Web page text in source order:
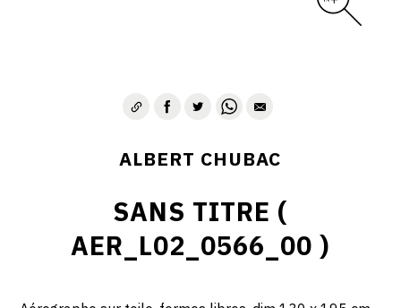
ALBERT CHUBAC
SANS TITRE (
AER_L02_0566_00 )